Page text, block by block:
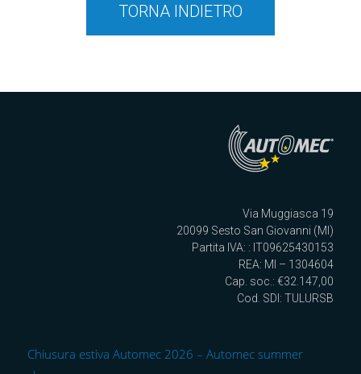
TORNA INDIETRO
Via Muggiasca 19
20099 Sesto San Giovanni (MI)
Partita IVA: : IT09625430153
REA: MI – 1304604
Cap. soc.: €32.147,00
Cod. SDI: TULURSB
Chiusura estiva Automec 2026 – Automec summer